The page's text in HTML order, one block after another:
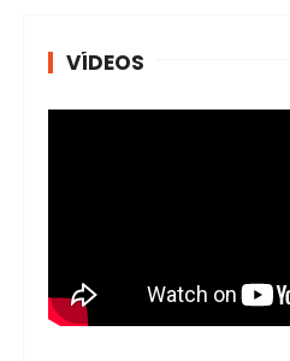
VÍDEOS